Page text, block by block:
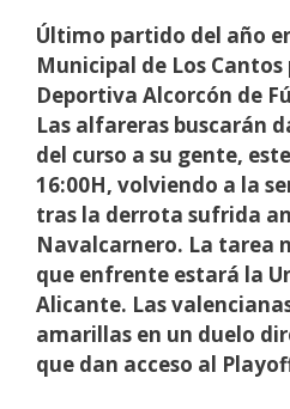
Último partido del año
Municipal de Los
Deportiva Alcorcón de
Las alfareras buscarán
del curso a su gente,
16:00H, volviendo a la
tras la derrota sufrida
Navalcarnero. La tarea
que enfrente estará la
Alicante. Las
amarillas en un duelo
que dan acceso al